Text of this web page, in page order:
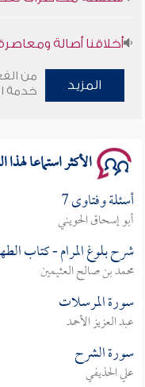
أخلاقنا أصالة ومعاصرة
وأمنهم من خوف 9
المزيد
من
خدمة
الأكثر استماعا
أسئلة وفتاوى 7
أبو إسحاق الحويني
شرح بلوغ المرام - كتاب
محمد بن صالح العثيمين
سورة المرسلات
عبد العزيز الأحمد
سورة الشرح
علي الحذيفي